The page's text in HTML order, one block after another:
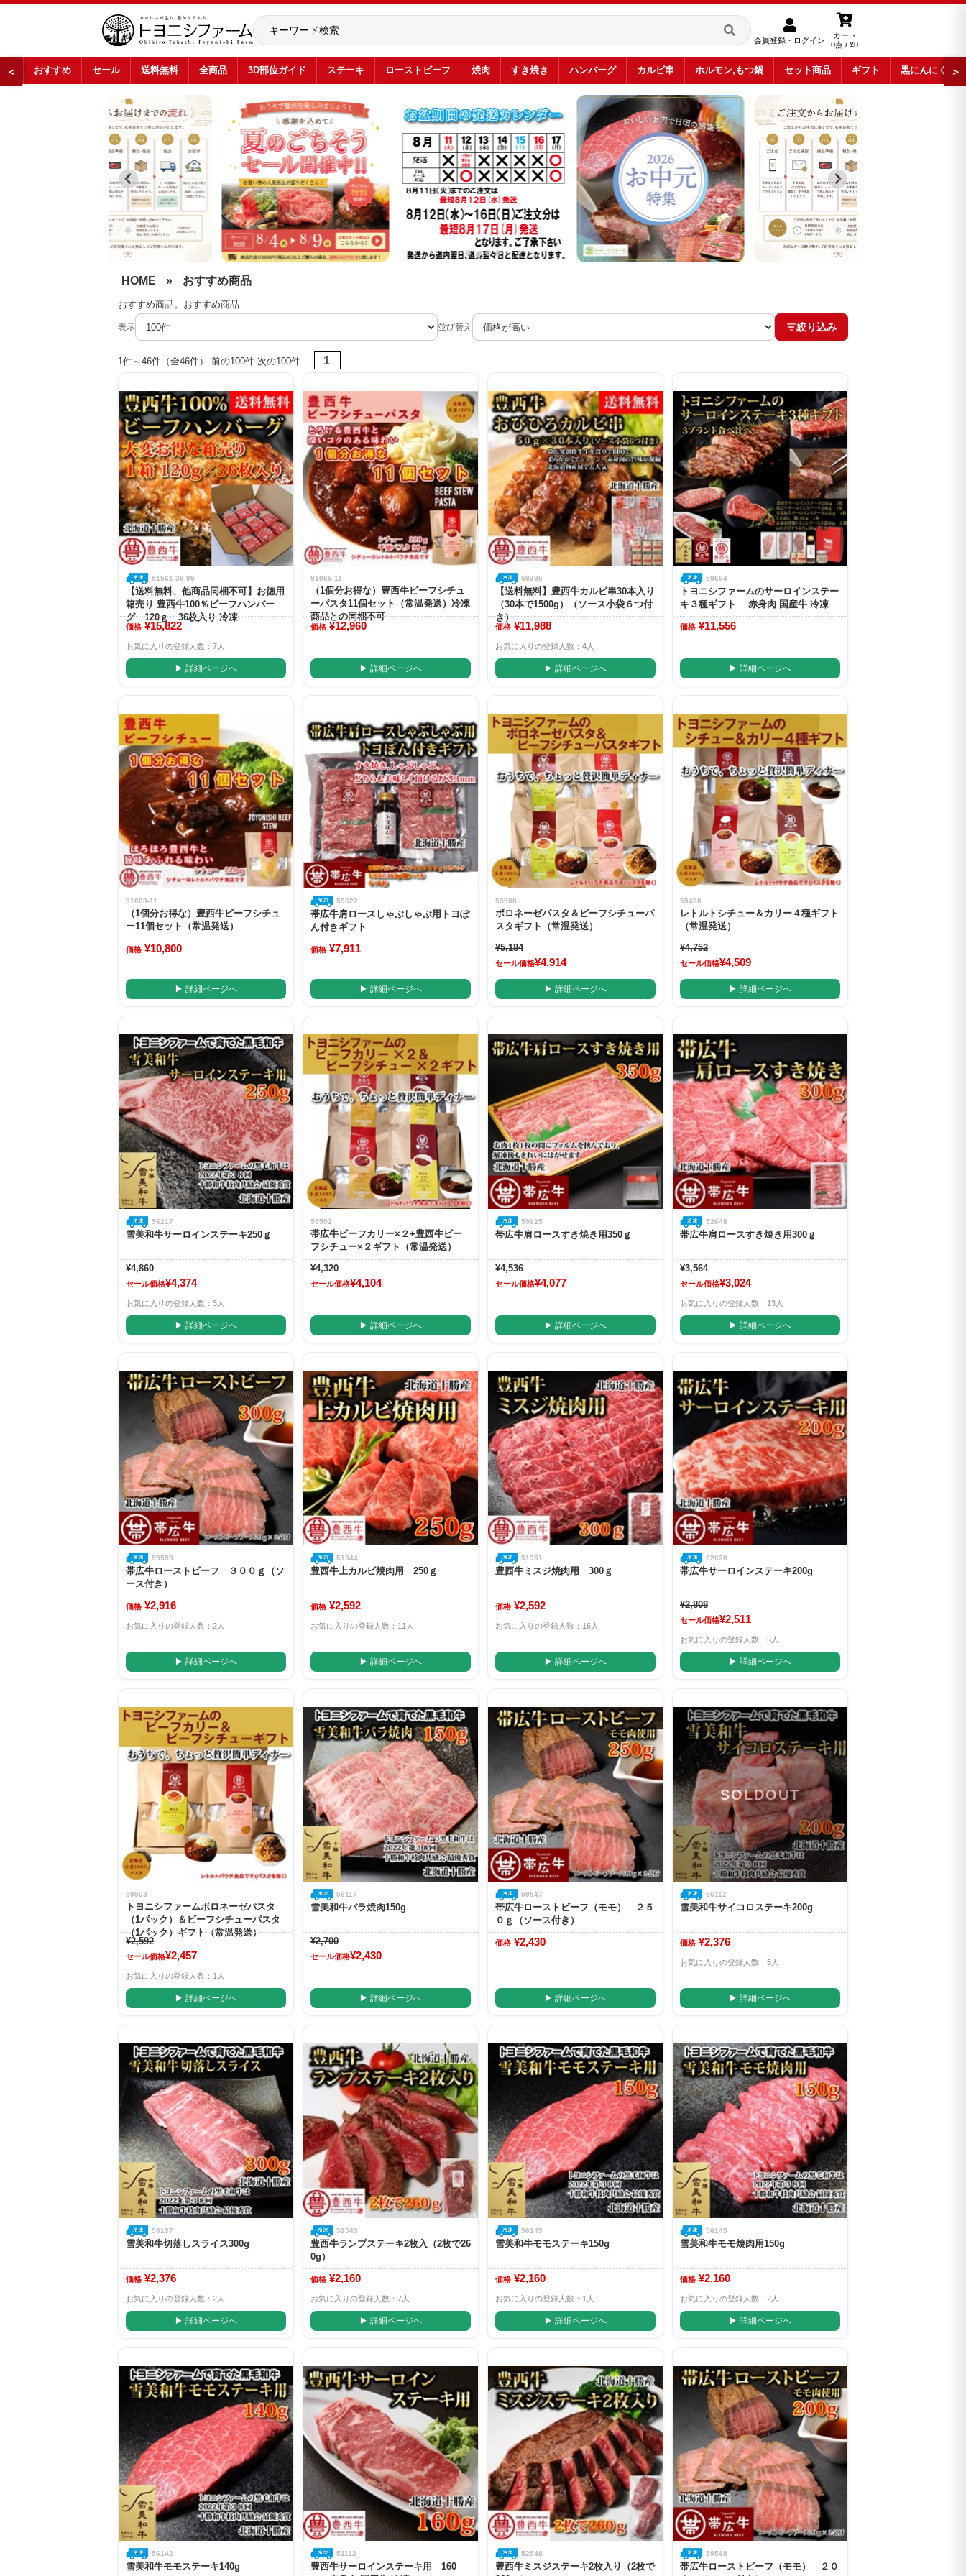
会員登録・ログイン
カート
0点 / ¥0
＜ おすすめ セール 送料無料 全商品 3D部位ガイド ステーキ ローストビーフ 焼肉 すき焼き ハンバーグ カルビ串 ホルモン,もつ鍋 セット商品 ギフト 黒にんにく ＞
おすすめ商品
HOME » おすすめ商品
おすすめ商品。おすすめ商品
表示 並び替え 絞り込み
1件～46件（全46件） 前の100件 次の100件 1
51561-36-99
【送料無料、他商品同梱不可】お徳用
箱売り 豊西牛100％ビーフハンバー
グ 120ｇ 36枚入り 冷凍
価格 ¥15,822
お気に入りの登録人数：7人
▶ 詳細ページへ
91066-11
（1個分お得な）豊西牛ビーフシチュ
ーパスタ11個セット（常温発送）冷凍
商品との同梱不可
価格 ¥12,960
▶ 詳細ページへ
59395
【送料無料】豊西牛カルビ串30本入り
（30本で1500g）（ソース小袋６つ付
き）
価格 ¥11,988
お気に入りの登録人数：4人
▶ 詳細ページへ
59664
トヨニシファームのサーロインステー
キ３種ギフト 赤身肉 国産牛 冷凍
価格 ¥11,556
▶ 詳細ページへ
91068-11
（1個分お得な）豊西牛ビーフシチュ
ー11個セット（常温発送）
価格 ¥10,800
▶ 詳細ページへ
59622
帯広牛肩ロースしゃぶしゃぶ用トヨぽ
ん付きギフト
価格 ¥7,911
▶ 詳細ページへ
59508
ボロネーゼパスタ＆ビーフシチューパ
スタギフト（常温発送）
¥5,184
セール価格¥4,914
▶ 詳細ページへ
59480
レトルトシチュー＆カリー４種ギフト
（常温発送）
¥4,752
セール価格¥4,509
▶ 詳細ページへ
56217
雪美和牛サーロインステーキ250ｇ
¥4,860
セール価格¥4,374
お気に入りの登録人数：3人
▶ 詳細ページへ
59502
帯広牛ビーフカリー×２+豊西牛ビー
フシチュー×２ギフト（常温発送）
¥4,320
セール価格¥4,104
▶ 詳細ページへ
59625
帯広牛肩ロースすき焼き用350ｇ
¥4,536
セール価格¥4,077
▶ 詳細ページへ
52648
帯広牛肩ロースすき焼き用300ｇ
¥3,564
セール価格¥3,024
お気に入りの登録人数：13人
▶ 詳細ページへ
59589
帯広牛ローストビーフ ３００ｇ（ソ
ース付き）
価格 ¥2,916
お気に入りの登録人数：2人
▶ 詳細ページへ
51344
豊西牛上カルビ焼肉用 250ｇ
価格 ¥2,592
お気に入りの登録人数：11人
▶ 詳細ページへ
51351
豊西牛ミスジ焼肉用 300ｇ
価格 ¥2,592
お気に入りの登録人数：16人
▶ 詳細ページへ
52620
帯広牛サーロインステーキ200g
¥2,808
セール価格¥2,511
お気に入りの登録人数：5人
▶ 詳細ページへ
59503
トヨニシファームボロネーゼパスタ
（1パック）＆ビーフシチューパスタ
（1パック）ギフト（常温発送）
¥2,592
セール価格¥2,457
お気に入りの登録人数：1人
▶ 詳細ページへ
56117
雪美和牛バラ焼肉150g
¥2,700
セール価格¥2,430
▶ 詳細ページへ
59547
帯広牛ローストビーフ（モモ） ２５
０ｇ（ソース付き）
価格 ¥2,430
▶ 詳細ページへ
SOLDOUT
56112
雪美和牛サイコロステーキ200g
価格 ¥2,376
お気に入りの登録人数：5人
▶ 詳細ページへ
56137
雪美和牛切落しスライス300g
価格 ¥2,376
お気に入りの登録人数：2人
▶ 詳細ページへ
52543
豊西牛ランプステーキ2枚入（2枚で26
0g）
価格 ¥2,160
お気に入りの登録人数：7人
▶ 詳細ページへ
56143
雪美和牛モモステーキ150g
価格 ¥2,160
お気に入りの登録人数：1人
▶ 詳細ページへ
56145
雪美和牛モモ焼肉用150g
価格 ¥2,160
お気に入りの登録人数：2人
▶ 詳細ページへ
56142
雪美和牛モモステーキ140g
51112
豊西牛サーロインステーキ用 160
52548
豊西牛ミスジステーキ2枚入り（2枚で
59548
帯広牛ローストビーフ（モモ） ２０